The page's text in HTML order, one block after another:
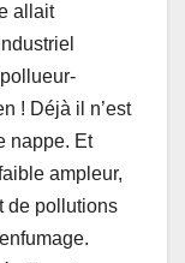
allait
! Déjà il n’est
nappe. Et
ampleur,
de pollutions